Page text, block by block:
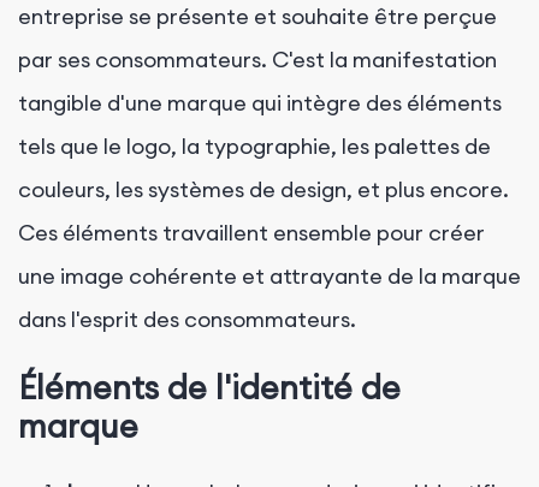
entreprise se présente et souhaite être perçue
par ses consommateurs. C'est la manifestation
tangible d'une marque qui intègre des éléments
tels que le logo, la typographie, les palettes de
couleurs, les systèmes de design, et plus encore.
Ces éléments travaillent ensemble pour créer
une image cohérente et attrayante de la marque
dans l'esprit des consommateurs.
Éléments de l'identité de
marque